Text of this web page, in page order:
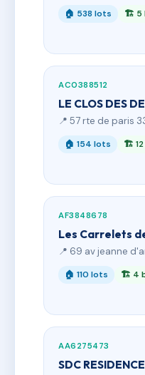
🏠 538 lots 🏗 5
AC0388512
LE CLOS DES
📍 57 rte de paris
🏠 154 lots 🏗
AF3848678
Les Carrelets
📍 69 av jeanne
🏠 110 lots 🏗 4
AA6275473
SDC